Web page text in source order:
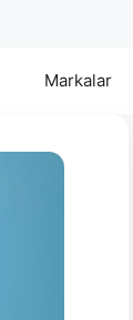
Markalar